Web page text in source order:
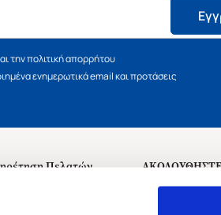
την πολιτική απορρήτου
ενημερωτικά email και προτάσεις
Πελατών